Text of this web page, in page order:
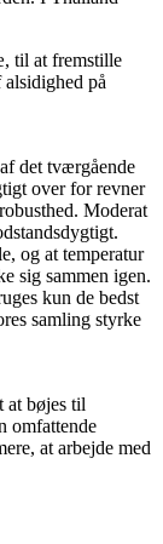
til at fremstille
på
det tværgående
over for revner
Moderat
og at temperatur
sig sammen igen.
kun de bedst
samling styrke
at bøjes til
omfattende
at arbejde med